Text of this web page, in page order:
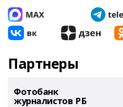
Партнеры
Фотобанк
журналистов РБ